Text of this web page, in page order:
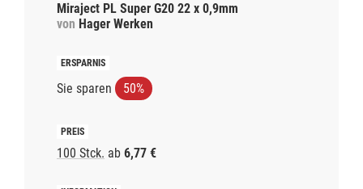
Miraject PL Super G20 22 x 0,9mm
von Hager Werken
Sie sparen 50%
100 Stck. ab 6,77 €